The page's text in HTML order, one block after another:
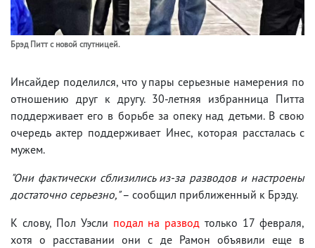
Брэд Питт с новой спутницей.
Инсайдер поделился, что у пары серьезные намерения по
отношению друг к другу. 30-летняя избранница Питта
поддерживает его в борьбе за опеку над детьми. В свою
очередь актер поддерживает Инес, которая рассталась с
мужем.
"Они фактически сблизились из-за разводов и настроены
достаточно серьезно,"– сообщил приближенный к Брэду.
К слову, Пол Уэсли подал на развод только 17 февраля,
хотя о расставании они с де Рамон объявили еще в